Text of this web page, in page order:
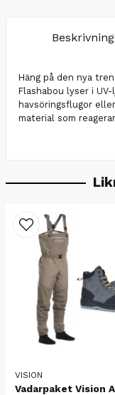
Beskrivning
Häng på den nya
Flashabou lyser i
havsöringsflugor
material som
VISION
Vadarpaket Vision